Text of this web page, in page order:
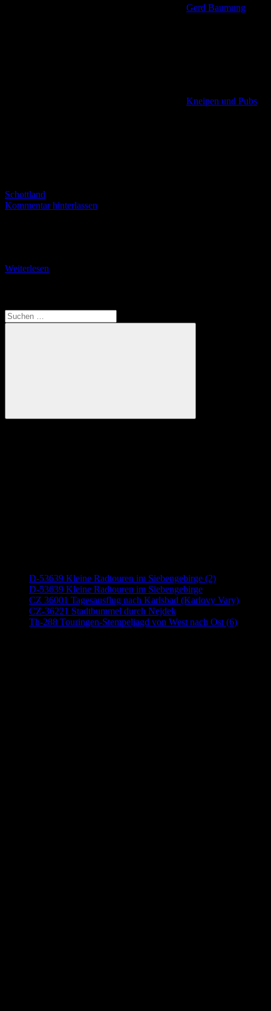
Gerd Baumung
Kneipen und Pubs
Schottland
Kommentar hinterlassen
Weiterlesen
Suchen
nach:
Suchen
D-53639 Kleine Radtouren im Siebengebirge (2)
D-53639 Kleine Radtouren im Siebengebirge
CZ 36001 Tagesausflug nach Karlsbad (Karlovy Vary)
CZ-36221 Stadtbummel durch Nejdek
Th-288 Touringen-Stempeljagd von West nach Ost (6)